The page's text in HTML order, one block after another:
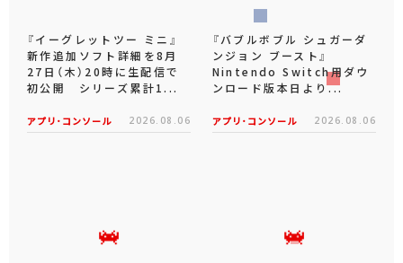
『イーグレットツー ミニ』
新作追加ソフト詳細を8月
27日（木）20時に生配信で
初公開 シリーズ累計1...
アプリ･コンソール 2026.08.06
『バブルボブル シュガーダ
ンジョン ブースト』
Nintendo Switch用ダウ
ンロード版本日より...
アプリ･コンソール 2026.08.06